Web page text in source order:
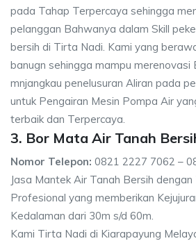
pada Tahap Terpercaya sehingga
pelanggan Bahwanya dalam Skill
bersih di Tirta Nadi. Kami yang
banugn sehingga mampu merenovasi
mnjangkau penelusuran Aliran pada
untuk Pengairan Mesin Pompa Air
terbaik dan Terpercaya.
3. Bor Mata Air Tanah
Nomor Telepon: 0821 2227 7062 –
Jasa Mantek Air Tanah Bersih
Profesional yang memberikan
Kedalaman dari 30m s/d 60m.
Kami Tirta Nadi di Kiarapayung